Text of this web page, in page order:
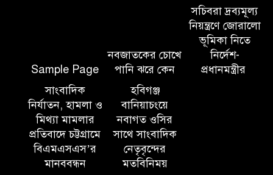
‘জাতীয় প্রবাসী দিবস’ উদযাপনের
লক্ষ্যে আন্তঃমন্ত্রণালয় সভা অনুষ্ঠিত
সিলেট ইসলামিক ফাউন্ডেশনে
জুলাই গণঅভ্যুত্থান দিবস ২০২৬
উপলক্ষ্যে আলোচনা সভা ও দু’আ
মাহফিল
পরিবেশ রক্ষায় ব্যক্তিগত উদ্যোগ
সমাজের জন্য অনুকরণীয় মডেল-
বিভাগীয় কমিশনার
Sample Page
নবজাতকের চোখে
পানি ঝরে কেন
সচিবরা দ্রব্যমূল্য
নিয়ন্ত্রণে জোরালো
ভূমিকা নিতে
নির্দেশ-
প্রধানমন্ত্রীর
সাংবাদিক
নির্যাতন, হামলা ও
মিথ্যা মামলার
প্রতিবাদে চট্টগ্রামে
বিএমএসএস’র
মানববন্ধন
হবিগঞ্জ
বানিয়াচংয়ে
নবাগত ওসির
সাথে সাংবাদিক
নেতৃবৃন্দের
মতবিনিময়